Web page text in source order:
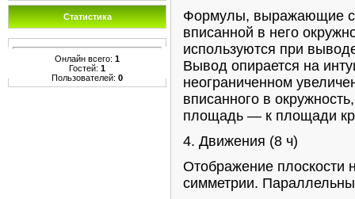
Статистика
Онлайн всего: 1
Гостей: 1
Пользователей: 0
Формулы, выражающие
вписанной в него
используются при
Вывод опирается на
неограниченном
вписанного в
площадь — к площади
4. Движения (8 ч)
Отображение плоскости
симметрии.